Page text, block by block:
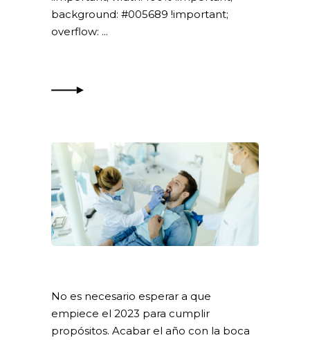
background: #005689 !important;
overflow:
No es necesario esperar a que
empiece el 2023 para cumplir
propósitos. Acabar el año con la boca